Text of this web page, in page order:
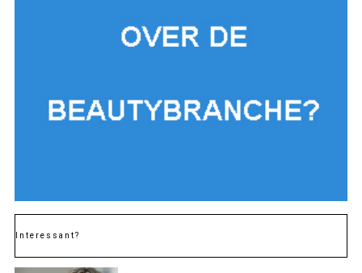
Interessant?